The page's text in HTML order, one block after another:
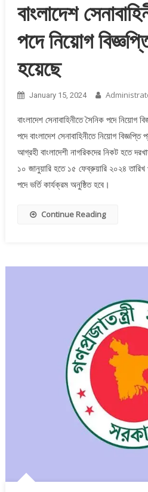
বাংলাদেশ
পদে নিয়োগ
হয়েছে
January 15, 2024
বাংলাদেশ সেনাবাহিনীতে সৈনিক পদে নিয়োগ
পদে বাংলাদেশ সেনাবাহিনীতে নিয়োগ
আগ্রহী বাংলাদেশী নাগরিকদের নিকট হতে
১০ জানুয়ারি হতে ১৫ ফেব্রুয়ারি ২০২৪ তারিখ
পদে ভর্তি কার্যক্রম অনুষ্ঠিত হবে।
Continue Reading